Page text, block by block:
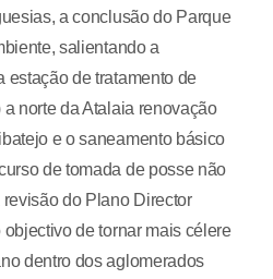
a conclusão do Parque
salientando a
estação de tratamento de
norte da Atalaia renovação
e o saneamento básico
de tomada de posse não
do Plano Director
de tornar mais célere
dentro dos aglomerados